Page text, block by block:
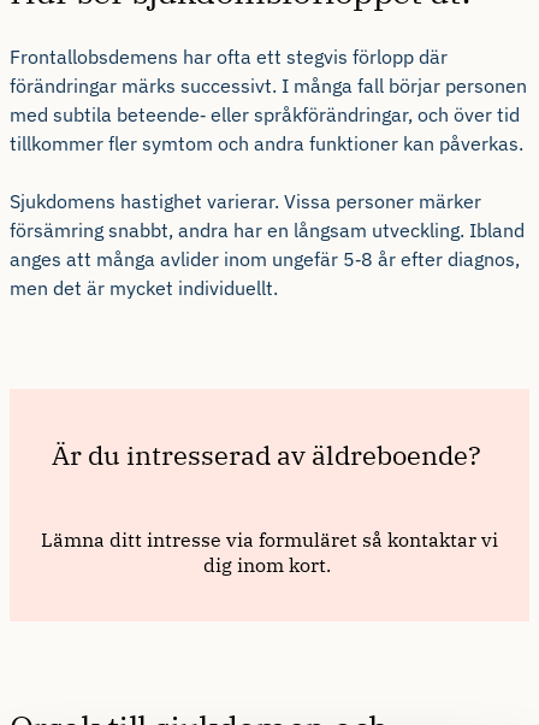
Frontallobsdemens har ofta ett stegvis förlopp där
förändringar märks successivt. I många fall börjar personen
med subtila beteende‑ eller språkförändringar, och över tid
tillkommer fler symtom och andra funktioner kan påverkas.
Sjukdomens hastighet varierar. Vissa personer märker
försämring snabbt, andra har en långsam utveckling. Ibland
anges att många avlider inom ungefär 5‑8 år efter diagnos,
men det är mycket individuellt.